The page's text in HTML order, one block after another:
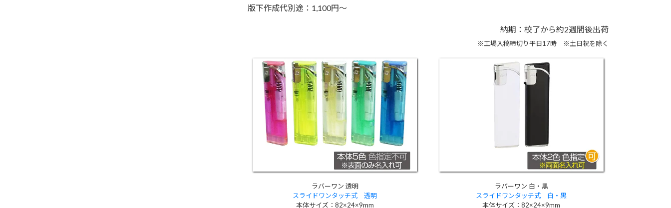
版下作成代別途：1,100円～
納期：校了から約2週間後出荷
※工場入稿締切り平日17時 ※土日祝を除く
ラバーワン 透明
スライドワンタッチ式 透明
本体サイズ：82×24×9mm
ラバーワン 白・黒
スライドワンタッチ式 白・黒
本体サイズ：82×24×9mm